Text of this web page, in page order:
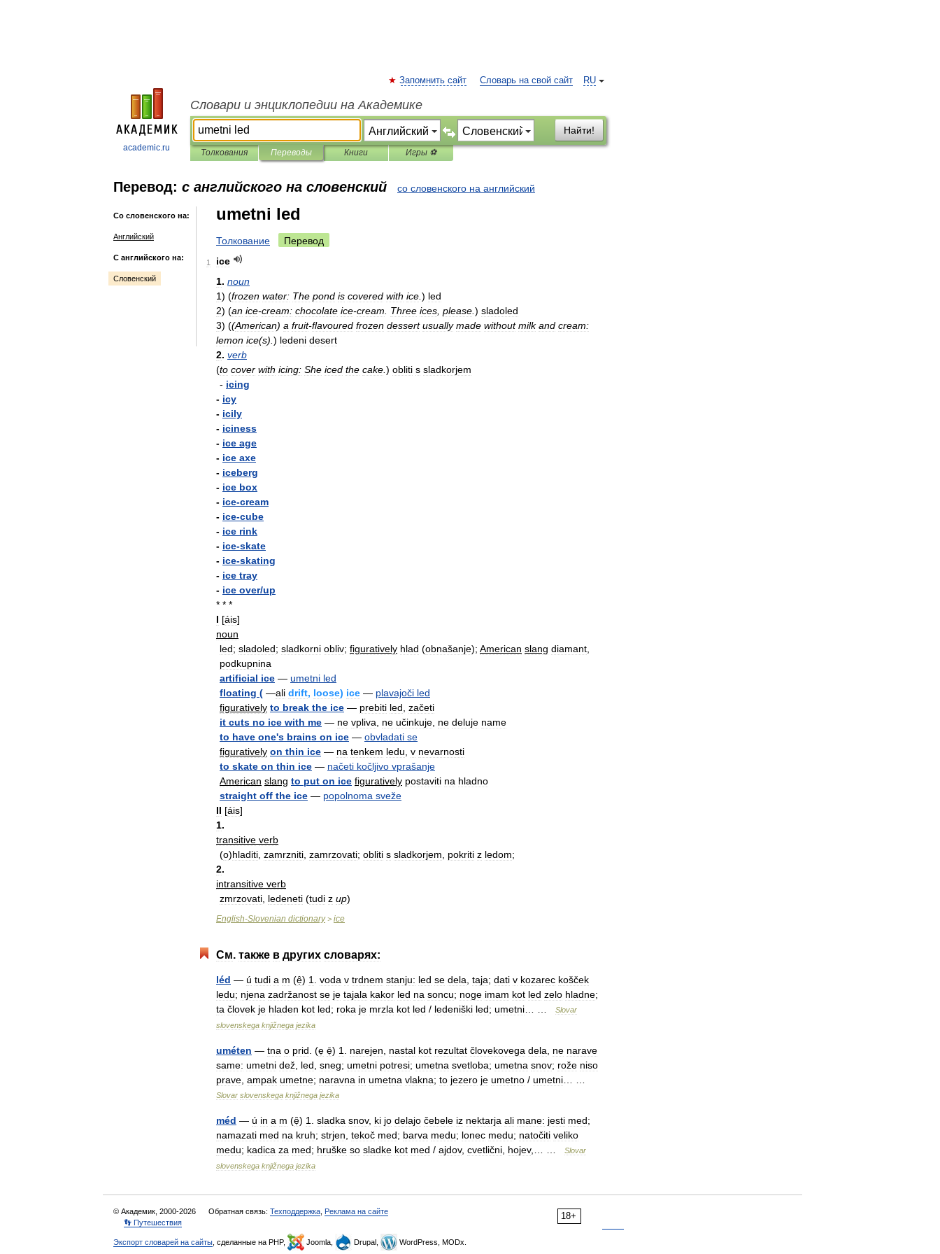
academic.ru
RU
Запомнить сайт Словарь на свой сайт
Словари и энциклопедии на Академике
Найти!
Толкования Переводы Книги Игры ⚽
Перевод: с английского на словенский со словенского на английский
Со словенского на:
Английский
С английского на:
Словенский
umetni led
Толкование Перевод
1
ice
1. noun
1) (frozen water: The pond is covered with ice ) led
2) (an ice-cream: chocolate ice-cream Three ices please ) sladoled
3) ((American) a fruit-flavoured frozen dessert usually made without milk and cream:
lemon ice(s). ) ledeni desert
2. verb
(to cover with icing: She iced the cake ) obliti s sladkorjem
- icing
- icy
- icily
- iciness
- ice age
- ice axe
- iceberg
- ice box
- ice-cream
- ice-cube
- ice rink
- ice-skate
- ice-skating
- ice tray
- ice over/up
* * *
I [áis]
noun
led; sladoled; sladkorni obliv; figuratively hlad (obnašanje); American slang diamant
podkupnina
artificial ice — umetni led
floating ( —ali drift, loose) ice — plavajoči led
figuratively to break the ice — prebiti led začeti
it cuts no ice with me — ne vpliva ne učinkuje ne deluje name
to have one's brains on ice — obvladati se
figuratively on thin ice — na tenkem ledu v nevarnosti
to skate on thin ice — načeti kočljivo vprašanje
American slang to put on ice figuratively postaviti na hladno
straight off the ice — popolnoma sveže
II [áis]
1.
transitive verb
(o)hladiti zamrzniti zamrzovati; obliti s sladkorjem pokriti z ledom;
2.
intransitive verb
zmrzovati ledeneti (tudi z up)
English-Slovenian dictionary> ice
См. также в других словарях:
léd — ú tudi a m (ẹ̑) 1 voda v trdnem stanju: led se dela taja; dati v kozarec košček
ledu; njena zadržanost se je tajala kakor led na soncu; noge imam kot led zelo hladne;
ta človek je hladen kot led; roka je mrzla kot led / ledeniški led; umetni
Slovar
slovenskega knjižnega jezika
uméten — tna o prid . (ẹ ẹ̄) 1 narejen nastal kot rezultat človekovega dela ne narave
same: umetni dež led sneg; umetni potresi; umetna svetloba; umetna snov; rože niso
prave ampak umetne; naravna in umetna vlakna; to jezero je umetno / umetni
Slovar slovenskega knjižnega jezika
méd — ú in a m (ẹ̑) 1 sladka snov, ki jo delajo čebele iz nektarja ali mane: jesti med;
namazati med na kruh; strjen tekoč med; barva medu; lonec medu; natočiti veliko
medu; kadica za med; hruške so sladke kot med / ajdov, cvetlični hojev,… …
Slovar
slovenskega knjižnega jezika
18+
© Академик, 2000-2026 Обратная связь: Техподдержка Реклама на сайте
👣 Путешествия
Экспорт словарей на сайты , сделанные на PHP, Joomla, Drupal, WordPress, MODx.